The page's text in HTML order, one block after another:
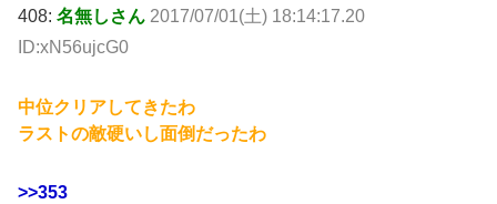
408: 名無しさん 2017/07/01(土) 18:14:17.20
ID:xN56ujcG0
中位クリアしてきたわ
ラストの敵硬いし面倒だったわ
>>353